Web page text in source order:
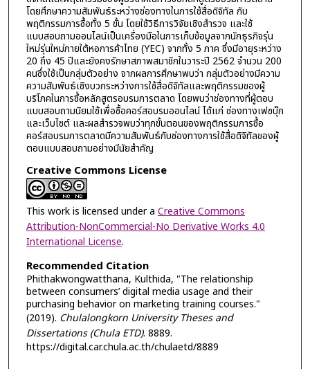
โดยศึกษาความสัมพันธ์ระหว่างช่องทางในการใช้สื่อดิจิทัล กับ
พฤติกรรมการซื้อทั้ง 5 ขั้น โดยใช้วิธีการวิจัยเชิงสำรวจ และใช้
แบบสอบถามออนไลน์เป็นเครื่องมือในการเก็บข้อมูลจากนักธุรกิจรุ่น
ใหม่รุ่นใหม่ภายใต้หอการค้าไทย (YEC) จากทั้ง 5 ภาค ซึ่งมีอายุระหว่าง
20 ถึง 45 ปีและยังคงรักษาสภาพสมาชิกในวาระปี 2562 จำนวน 200
คนซึ่งใช้เป็นกลุ่มตัวอย่าง จากผลการศึกษาพบว่า กลุ่มตัวอย่างมีความ
ความสัมพันธ์เชิงบวกระหว่างการใช้สื่อดิจิทัลและพฤติกรรมของผู้
บริโภคในการซื้อหลักสูตรอบรมการตลาด โดยพบว่าช่องทางที่ผู้ตอบ
แบบสอบถามนิยมใช้เพื่อซื้อคอร์สอบรมออนไลน์ ได้แก่ ช่องทางเฟซบุ๊ก
และเว็บไซต์ และผลสำรวจพบว่าทุกขั้นตอนของพฤติกรรมการซื้อ
คอร์สอบรมการตลาดมีความสัมพันธ์กับช่องทางการใช้สื่อดิจิทัลของผู้
ตอบแบบสอบถามอย่างมีนัยสำคัญ
Creative Commons License
This work is licensed under a Creative Commons
Attribution-NonCommercial-No Derivative Works 4.0
International License.
Recommended Citation
Phithakwongwatthana, Kulthida, "The relationship
between consumers’ digital media usage and their
purchasing behavior on marketing training courses."
(2019). Chulalongkorn University Theses and
Dissertations (Chula ETD). 8889.
https://digital.car.chula.ac.th/chulaetd/8889